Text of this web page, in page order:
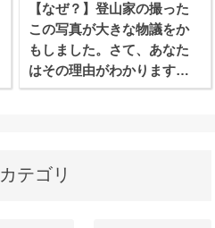
【なぜ？】登山家の撮った
この写真が大きな物議をか
もしました。さて、あなた
はその理由がわかります
か？
カテゴリ